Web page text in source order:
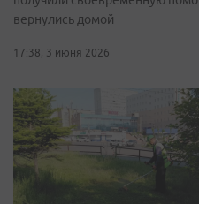
вернулись домой
17:38, 3 июня 2026